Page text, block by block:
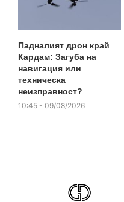
Падналият дрон край
Кардам: Загуба на
навигация или
техническа
неизправност?
10:45 - 09/08/2026